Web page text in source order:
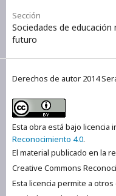
Sección
Sociedades de
futuro
Derechos de autor 2014
Esta obra está bajo licencia
Reconocimiento 4.0.
El material publicado en la
Creative Commons
Esta licencia permite a